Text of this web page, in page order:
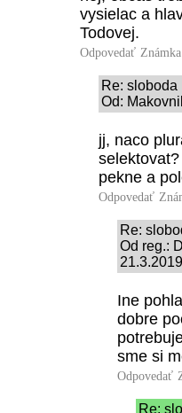
vysielac a
Todovej.
Odpovedať
Re: sloboda
Od:
jj, naco
pekne a
Odpovedať
Re:
Od reg.:
Ine
dobre
sme si
Odpovedať
Re: